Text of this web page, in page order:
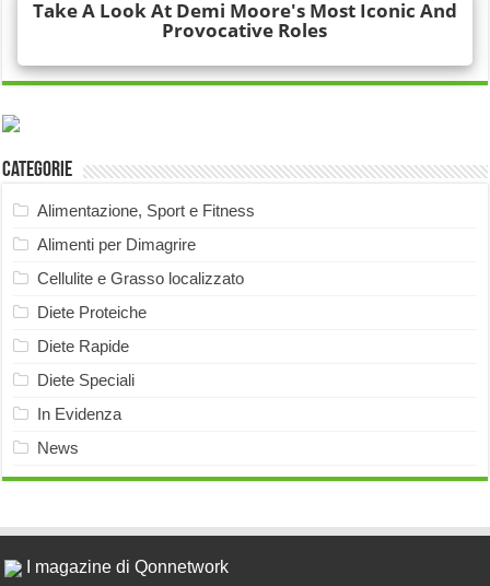
Categorie
Alimentazione, Sport e Fitness
Alimenti per Dimagrire
Cellulite e Grasso localizzato
Diete Proteiche
Diete Rapide
Diete Speciali
In Evidenza
News
I magazine di Qonnetwork